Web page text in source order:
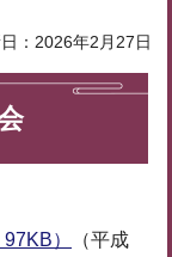
：2026年2月27日
）
（平成